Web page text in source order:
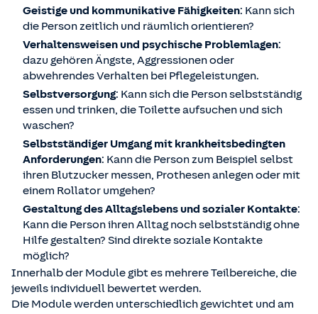
Geistige und kommunikative Fähigkeiten: Kann sich
die Person zeitlich und räumlich orientieren?
Verhaltensweisen und psychische Problemlagen:
dazu gehören Ängste, Aggressionen oder
abwehrendes Verhalten bei Pflegeleistungen.
Selbstversorgung: Kann sich die Person selbstständig
essen und trinken, die Toilette aufsuchen und sich
waschen?
Selbstständiger Umgang mit krankheitsbedingten
Anforderungen: Kann die Person zum Beispiel selbst
ihren Blutzucker messen, Prothesen anlegen oder mit
einem Rollator umgehen?
Gestaltung des Alltagslebens und sozialer Kontakte:
Kann die Person ihren Alltag noch selbstständig ohne
Hilfe gestalten? Sind direkte soziale Kontakte
möglich?
Innerhalb der Module gibt es mehrere Teilbereiche, die
jeweils individuell bewertet werden.
Die Module werden unterschiedlich gewichtet und am